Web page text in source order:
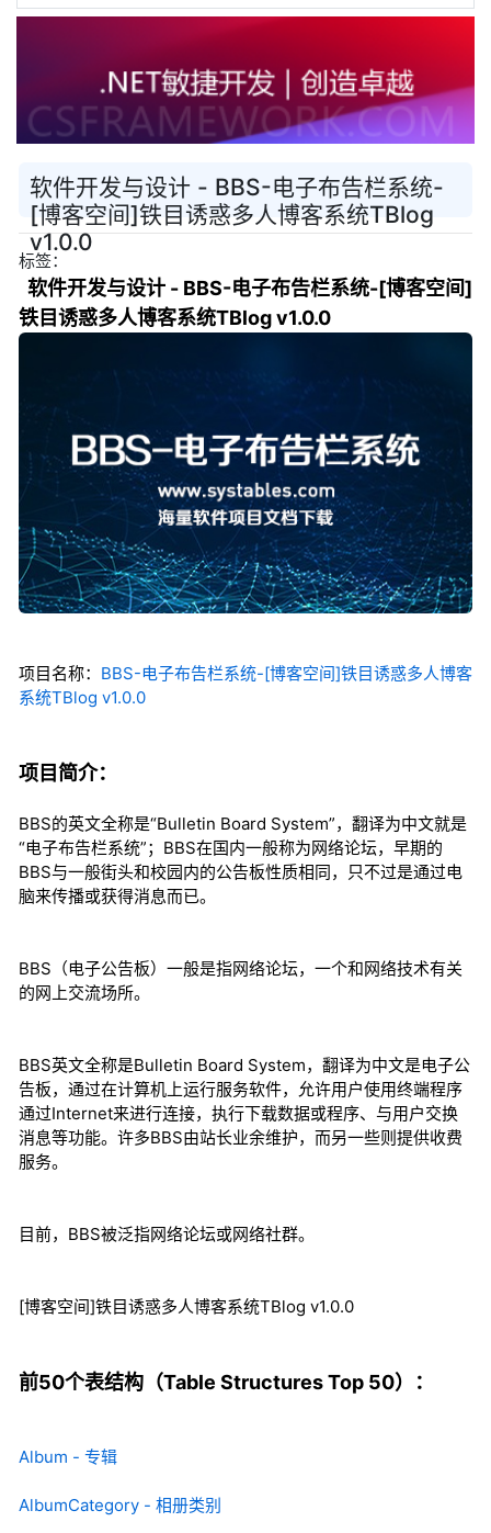
软件开发与设计 - BBS-电子布告栏系统-
[博客空间]铁目诱惑多人博客系统TBlog
v1.0.0
标签：
软件开发与设计 - BBS-电子布告栏系统-[博客空间]
铁目诱惑多人博客系统TBlog v1.0.0
项目名称： BBS-电子布告栏系统-[博客空间]铁目诱惑多人博客
系统TBlog v1.0.0
项目简介：
BBS的英文全称是“Bulletin Board System”，翻译为中文就是
“电子布告栏系统”；BBS在国内一般称为网络论坛，早期的
BBS与一般街头和校园内的公告板性质相同，只不过是通过电
脑来传播或获得消息而已。
BBS（电子公告板）一般是指网络论坛，一个和网络技术有关
的网上交流场所。
BBS英文全称是Bulletin Board System，翻译为中文是电子公
告板，通过在计算机上运行服务软件，允许用户使用终端程序
通过Internet来进行连接，执行下载数据或程序、与用户交换
消息等功能。许多BBS由站长业余维护，而另一些则提供收费
服务。
目前，BBS被泛指网络论坛或网络社群。
[博客空间]铁目诱惑多人博客系统TBlog v1.0.0
前50个表结构（Table Structures Top 50）：
Album - 专辑
AlbumCategory - 相册类别